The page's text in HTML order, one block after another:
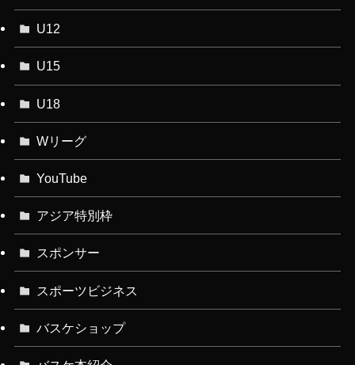
U12
U15
U18
Wリーグ
YouTube
アジア特別枠
スポンサー
スポーツビジネス
バスケショップ